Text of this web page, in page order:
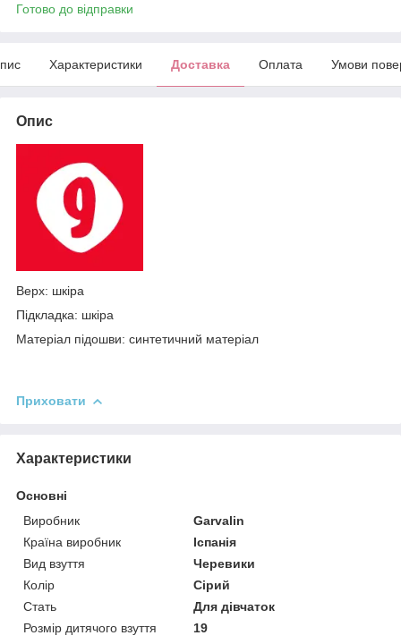
Готово до відправки
Характеристики Доставка Оплата Умови
Опис
Верх: шкіра
Підкладка: шкіра
Матеріал підошви: синтетичний матеріал
Приховати
Характеристики
Основні
Виробник
Garvalin
Країна виробник
Іспанія
Вид взуття
Черевики
Колір
Сірий
Стать
Для дівчаток
Розмір дитячого взуття
19